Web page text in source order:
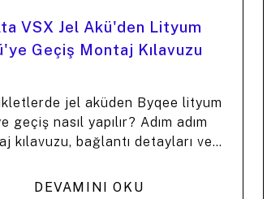
VSX Jel Akü'den Lityum
Geçiş Montaj Kılavuzu
jel aküden Byqee lityum
geçiş nasıl yapılır? Adım adım
kılavuzu, bağlantı detayları ve
DEVAMINI OKU